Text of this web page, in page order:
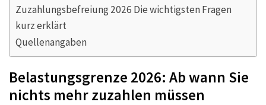
Zuzahlungsbefreiung 2026 Die wichtigsten Fragen
kurz erklärt
Quellenangaben
Belastungsgrenze 2026: Ab wann Sie
nichts mehr zuzahlen müssen